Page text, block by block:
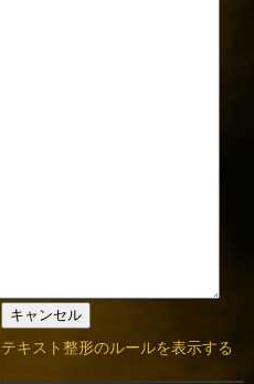
テキスト整形のルールを表示する